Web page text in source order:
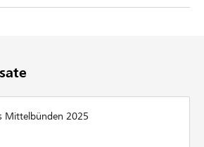
Mittelbünden 2025